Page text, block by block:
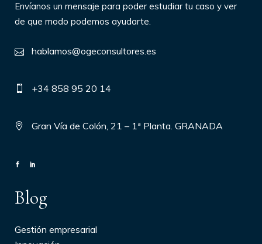
Envíanos un mensaje para poder estudiar tu caso y ver
de que modo podemos ayudarte.
hablamos@ogeconsultores.es
+34 858 95 20 14
Gran Vía de Colón, 21 – 1ª Planta. GRANADA
Blog
Gestión empresarial